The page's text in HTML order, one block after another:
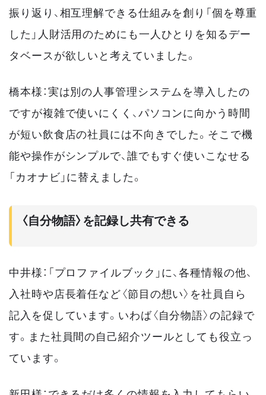
振り返り、相互理解できる仕組みを創り「個を尊重
した」人財活用のためにも一人ひとりを知るデー
タベースが欲しいと考えていました。
橋本様：実は別の人事管理システムを導入したの
ですが複雑で使いにくく、パソコンに向かう時間
が短い飲食店の社員には不向きでした。そこで機
能や操作がシンプルで、誰でもすぐ使いこなせる
「カオナビ」に替えました。
〈自分物語〉を記録し共有できる
中井様：「プロファイルブック」に、各種情報の他、
入社時や店長着任など〈節目の想い〉を社員自ら
記入を促しています。いわば〈自分物語〉の記録で
す。また社員間の自己紹介ツールとしても役立っ
ています。